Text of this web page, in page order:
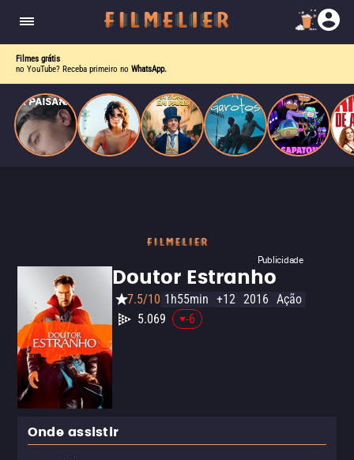
Filmes grátis
no YouTube? Receba primeiro no WhatsApp.
Publicidade
Doutor Estranho
7.5/10 1h55min +12 2016 Ação
5.069
-6
Onde assistir
quando se apaixona por um de seus alvos.